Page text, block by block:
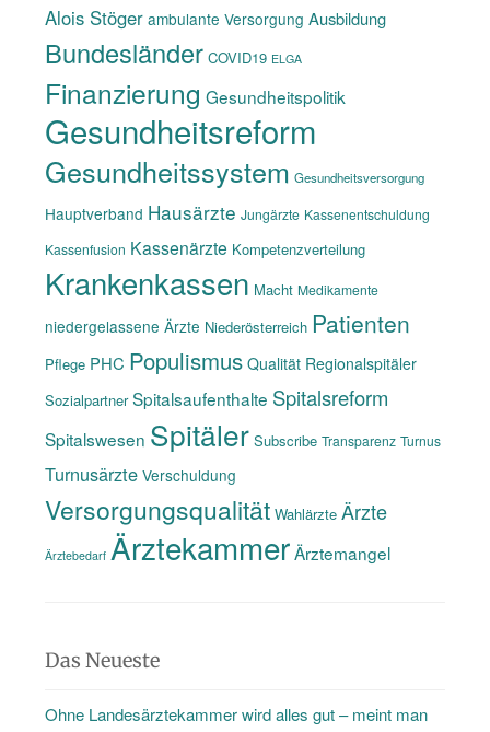
Alois Stöger ambulante Versorgung Ausbildung
Bundesländer COVID19 ELGA
Finanzierung Gesundheitspolitik
Gesundheitsreform
Gesundheitssystem Gesundheitsversorgung
Hauptverband Hausärzte Jungärzte Kassenentschuldung
Kassenfusion Kassenärzte Kompetenzverteilung
Krankenkassen Macht Medikamente
niedergelassene Ärzte Niederösterreich Patienten
Pflege PHC Populismus Qualität Regionalspitäler
Sozialpartner Spitalsaufenthalte Spitalsreform
Spitalswesen Spitäler Subscribe Transparenz Turnus
Turnusärzte Verschuldung
Versorgungsqualität Wahlärzte Ärzte
Ärztebedarf ÄrztekammerÄrztemangel
Das Neueste
Ohne Landesärztekammer wird alles gut – meint man